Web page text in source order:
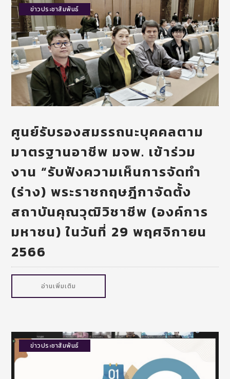
ข่าวประชาสัมพันธ์
ศูนย์รับรองสมรรถนะบุคคลตาม
มาตรฐานอาชีพ มจพ. เข้าร่วม
งาน “รับฟังความเห็นการจัดทำ
(ร่าง) พระราชกฤษฎีกาจัดตั้ง
สถาบันคุณวุฒิวิชาชีพ (องค์การ
มหาชน) ในวันที่ 29 พฤศจิกายน
2566
อ่านเพิ่มเติม
ข่าวประชาสัมพันธ์